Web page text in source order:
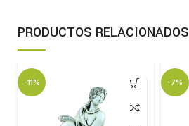
PRODUCTOS RELACIONADOS
-11% -7%